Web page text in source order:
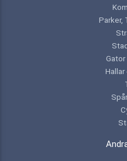
Parker,
Hallar